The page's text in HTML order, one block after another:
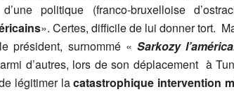
politique (franco-bruxelloise
». Certes, difficile de lui donner tort.
président, surnommé « Sarkozy
d’autres, lors de son déplacement à
légitimer lacatastrophique intervention